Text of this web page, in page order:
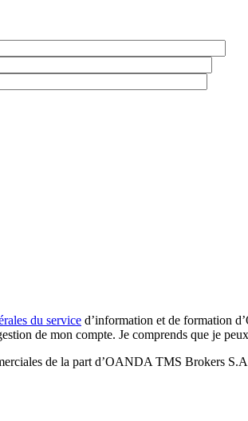
du service d’information et de formation
de mon compte. Je comprends que je
de la part d’OANDA TMS Brokers